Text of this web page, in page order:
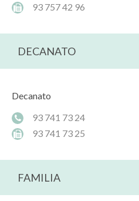
93 757 42 96
DECANATO
Decanato
93 741 73 24
93 741 73 25
FAMILIA